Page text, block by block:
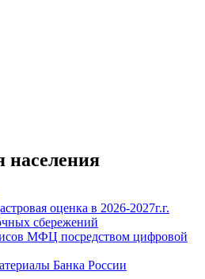
оценка в 2026-2027г.г.
сбережений
МФЦ посредством цифровой
Банка России